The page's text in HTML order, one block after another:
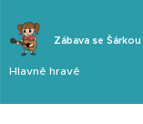
Zábava se Šárkou
Hlavně hravě